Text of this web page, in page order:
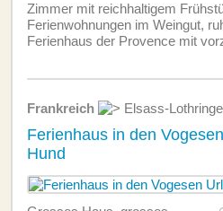
Zimmer mit reichhaltigem
Ferien­wohnungen im Weingut,
Ferienhaus der Provence mit
Frankreich Elsass-
Ferienhaus in den
Hund